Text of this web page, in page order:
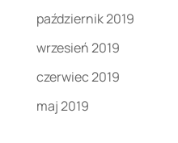
październik 2019
wrzesień 2019
czerwiec 2019
maj 2019